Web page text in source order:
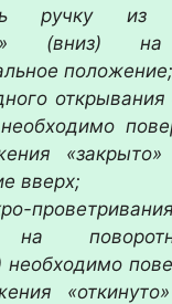
ручку из
(вниз)
положение;
открывания
вверх;
необходимо